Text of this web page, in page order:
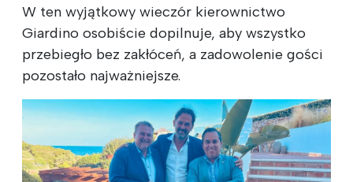
W ten wyjątkowy wieczór kierownictwo
Giardino osobiście dopilnuje, aby wszystko
przebiegło bez zakłóceń, a zadowolenie gości
pozostało najważniejsze.